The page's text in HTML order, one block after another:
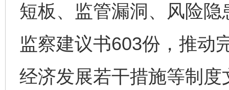
短板、监管漏洞、风险
监察建议书603份，推动
经济发展若干措施等制